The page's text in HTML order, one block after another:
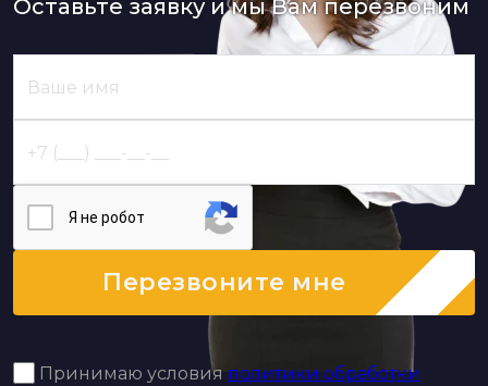
Оставьте заявку и мы Вам перезвоним
Я нe poбoт
Перезвоните мне
Принимаю условия политики обработки